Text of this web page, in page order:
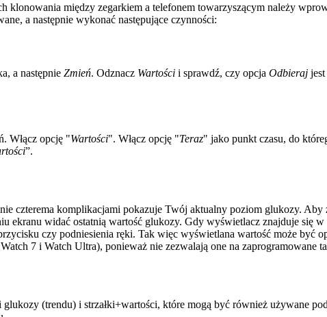
klonowania między zegarkiem a telefonem towarzyszącym należy
a następnie wykonać następujące czynności:
a następnie Zmień. Odznacz Wartości i sprawdź, czy opcja Odbieraj
Włącz opcję "Wartości". Włącz opcję "Teraz" jako punkt czasu, do
”.
czterema komplikacjami pokazuje Twój aktualny poziom glukozy.
ekranu widać ostatnią wartość glukozy. Gdy wyświetlacz znajduje się
czy podniesienia ręki. Tak więc wyświetlana wartość może być
7 i Watch Ultra), ponieważ nie zezwalają one na zaprogramowane
(trendu) i strzałki+wartości, które mogą być również używane